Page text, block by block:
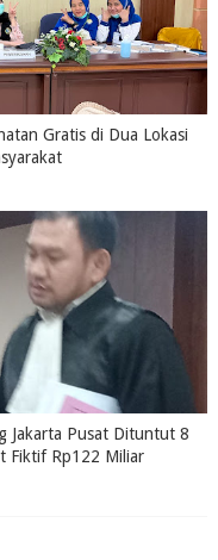
Gratis di Dua Lokasi
Jakarta Pusat Dituntut 8
Fiktif Rp122 Miliar